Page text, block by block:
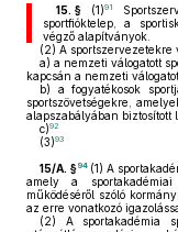
15. §(1)91
sportfióktelep, a
végző alapítványok.
(2) A
a) a nemzeti válogatott
kapcsán a nemzeti
b) a fogyatékosok
sportszövetségekre,
alapszabályában biztosított
c)92
(3)93
15/A. §94 (1) A
amely a
működéséről szóló
az erre vonatkozó
(2) A sportakadémia